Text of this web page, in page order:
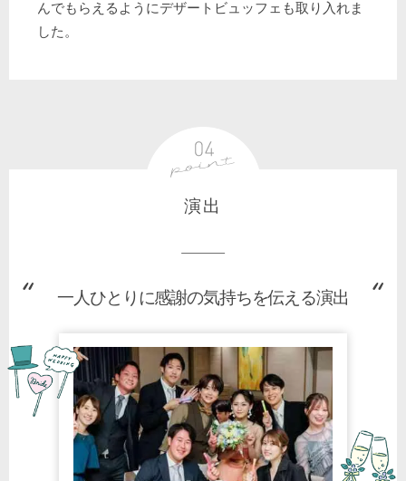
んでもらえるようにデザートビュッフェも取り入れま
した。
演出
一人ひとりに感謝の気持ちを伝える演出